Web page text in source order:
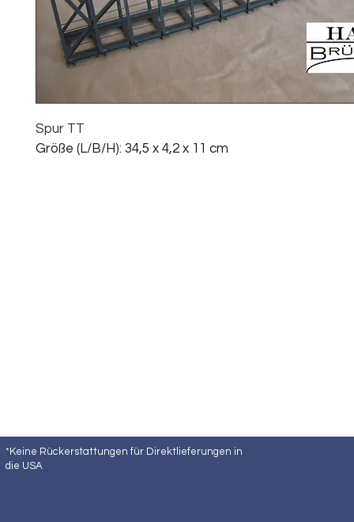
Spur TT
Größe (L/B/H): 34,5 x 4,2 x 11 cm
*Keine Rückerstattungen für Direktlieferungen in
die USA